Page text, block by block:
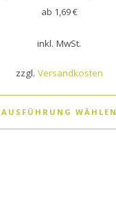
ab 1,69€
inkl. MwSt.
zzgl. Versandkosten
AUSFÜHRUNG WÄHLEN